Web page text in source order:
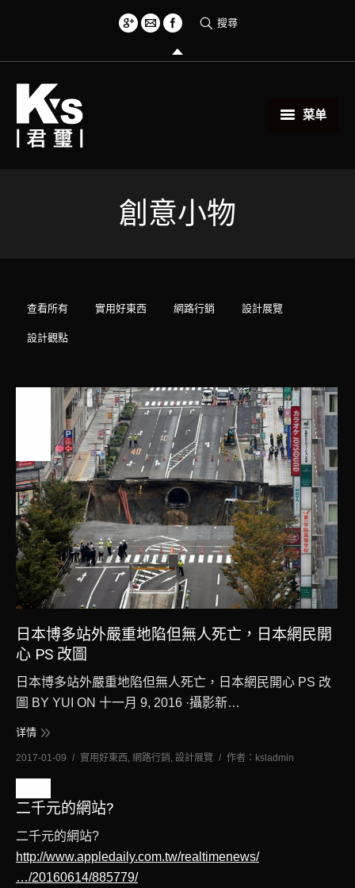
搜尋
菜单
創意小物
相關新聞
創意小物
查看所有 實用好東西 網路行銷 設計展覽
設計觀點
日本博多站外嚴重地陷但無人死亡，日本網民開
心 PS 改圖
日本博多站外嚴重地陷但無人死亡，日本網民開心 PS 改
圖 BY YUI ON 十一月 9, 2016 ·攝影新…
详情
2017-01-09 實用好東西 網路行銷 設計展覽 作者： ksladmin
23
2016
二千元的網站?
二千元的網站?
http://www.appledaily.com.tw/realtimenews/
…/20160614/885779/